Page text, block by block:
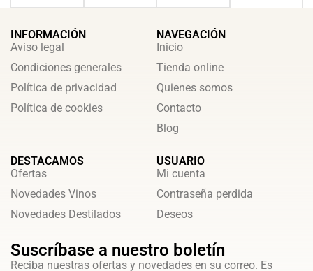
INFORMACIÓN
Aviso legal
Condiciones generales
Política de privacidad
Política de cookies
NAVEGACIÓN
Inicio
Tienda online
Quienes somos
Contacto
Blog
DESTACAMOS
Ofertas
Novedades Vinos
Novedades Destilados
USUARIO
Mi cuenta
Contraseña perdida
Deseos
Suscríbase a nuestro boletín
Reciba nuestras ofertas y novedades en su correo. Es